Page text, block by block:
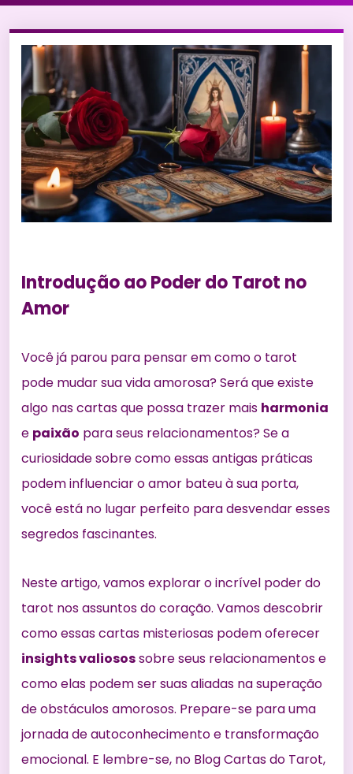
Introdução ao Poder do Tarot no
Amor
Você já parou para pensar em como o tarot
pode mudar sua vida amorosa? Será que existe
algo nas cartas que possa trazer mais harmonia
e paixão para seus relacionamentos? Se a
curiosidade sobre como essas antigas práticas
podem influenciar o amor bateu à sua porta,
você está no lugar perfeito para desvendar esses
segredos fascinantes.
Neste artigo, vamos explorar o incrível poder do
tarot nos assuntos do coração. Vamos descobrir
como essas cartas misteriosas podem oferecer
insights valiosossobre seus relacionamentos e
como elas podem ser suas aliadas na superação
de obstáculos amorosos. Prepare-se para uma
jornada de autoconhecimento e transformação
emocional. E lembre-se, no Blog Cartas do Tarot,